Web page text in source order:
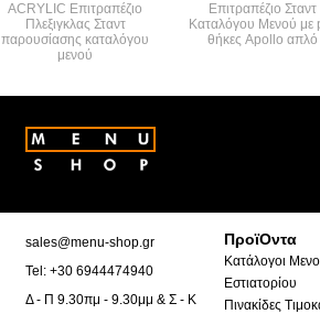
ACRYLIC Επιτραπέζιο
Πλεξιγκλας Σταντ
παρουσίασης καταλόγου
μενού
Επιτραπέζιο Σταντ
Καταλόγου Μενού με
θήκες Apollo απλό
sales@menu-shop.gr
Tel: +30 6944474940
Δ - Π 9.30πμ - 9.30μμ & Σ - Κ
ΠροϊΟντα
Κατάλογοι
Εστιατορίου
Πινακίδες